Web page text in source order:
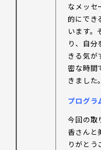
なメッセ
的にでき
います。
り、自
きる気が
密な時間
きました
プログラ
今回の取
香さんと
りがと